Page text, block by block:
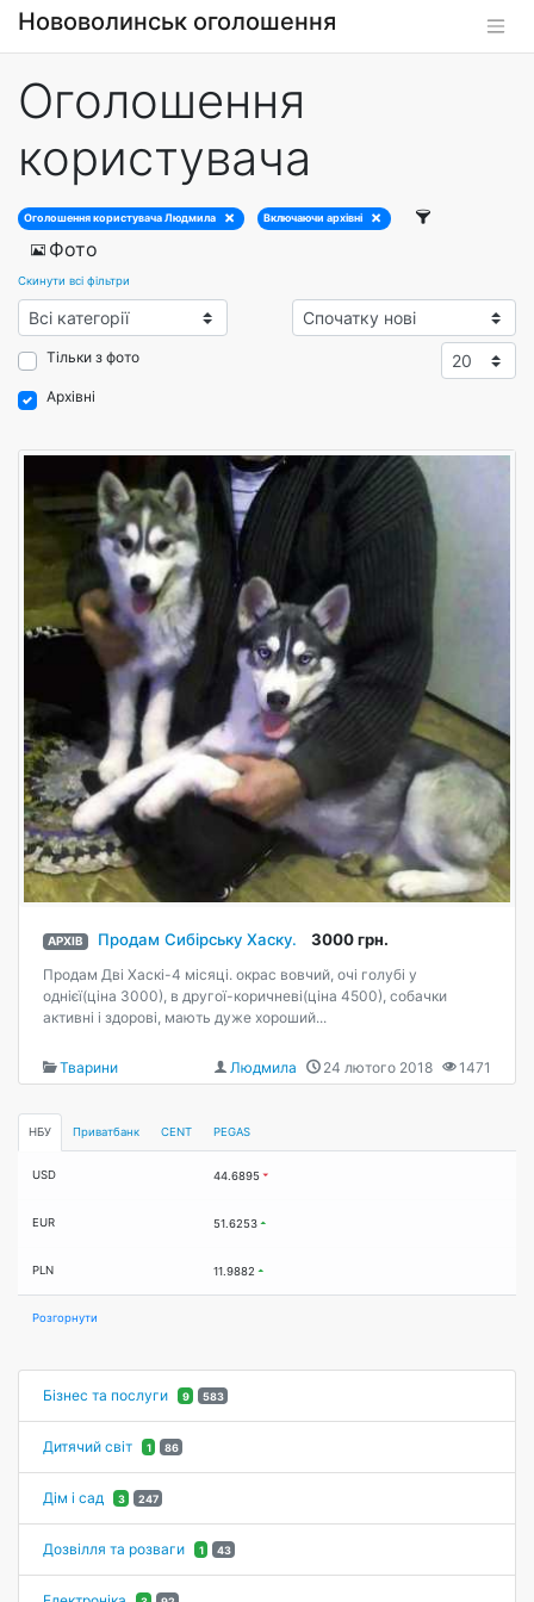
Нововолинськ оголошення
Оголошення
користувача
Оголошення користувача Людмила Включаючи архівні
Фото
Скинути всі фільтри
Тільки з фото
Архівні
АРХІВ Продам Сибірську Хаску. 3000 грн.
Продам Дві Хаскі-4 місяці. окрас вовчий, очі голубі у
однієї(ціна 3000), в другої-коричневі(ціна 4500), собачки
активні і здорові, мають дуже хороший...
Тварини 1471
24 лютого 2018
Людмила
НБУ Приватбанк CENT PEGAS
USD 44.6895
EUR 51.6253
PLN 11.9882
Розгорнути
Бізнес та послуги 9 583
Дитячий світ 1 86
Дім і сад 3 247
Дозвілля та розваги 1 43